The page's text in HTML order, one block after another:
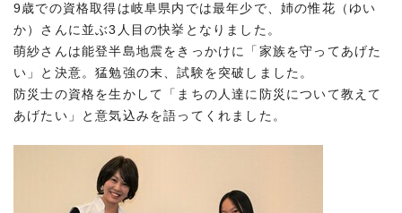
9歳での資格取得は岐阜県内では最年少で、姉の惟花（ゆい
か）さんに並ぶ3人目の快挙となりました。
萌紗さんは能登半島地震をきっかけに「家族を守ってあげた
い」と決意。猛勉強の末、試験を突破しました。
防災士の資格を生かして「まちの人達に防災について教えて
あげたい」と意気込みを語ってくれました。